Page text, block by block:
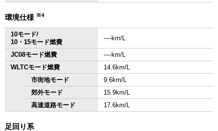
環境仕様 ※4
10モード/
10・15モード燃費
‐‐‐‐km/L
JC08モード燃費
‐‐‐‐km/L
WLTCモード燃費
14.6km/L
市街地モード
9.6km/L
郊外モード
15.9km/L
高速道路モード
17.6km/L
足回り系